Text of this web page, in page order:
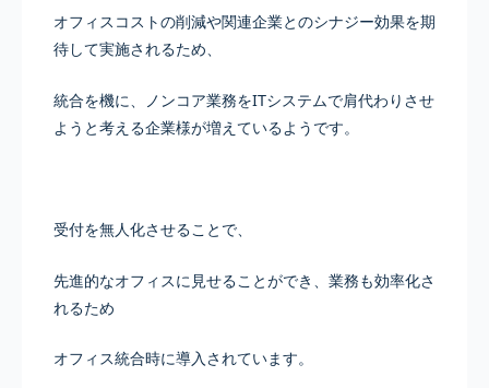
オフィスコストの削減や関連企業とのシナジー効果を期
待して実施されるため、
統合を機に、ノンコア業務をITシステムで肩代わりさせ
ようと考える企業様が増えているようです。
受付を無人化させることで、
先進的なオフィスに見せることができ、業務も効率化さ
れるため
オフィス統合時に導入されています。